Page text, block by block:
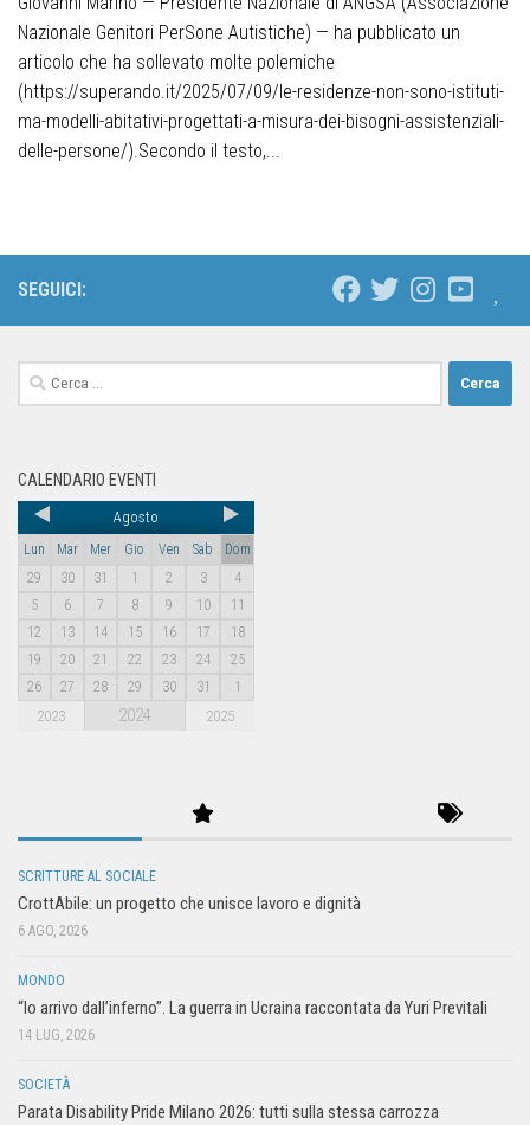
Nazionale Genitori PerSone Autistiche) — ha pubblicato un
articolo che ha sollevato molte polemiche
(https://superando.it/2025/07/09/le-residenze-non-sono-istituti-
ma-modelli-abitativi-progettati-a-misura-dei-bisogni-assistenziali-
delle-persone/).Secondo il testo,...
SEGUICI:
CALENDARIO EVENTI
Agosto
Lun Mar Mer Gio Ven Sab
Dom
29
30 31 1 2 3
4
5
6 7 8 9 10
11
12
13 14 15 16 17
18
19
20 21 22 23 24
25
26
27 28 29 30 31 1
2023 2024 2025
SCRITTURE AL SOCIALE
CrottAbile: un progetto che unisce lavoro e dignità
6 AGO, 2026
MONDO
“Io arrivo dall’inferno”. La guerra in Ucraina raccontata da Yuri Previtali
14 LUG, 2026
SOCIETÀ
Parata Disability Pride Milano 2026: tutti sulla stessa carrozza